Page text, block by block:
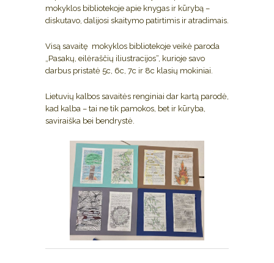
mokyklos bibliotekoje apie knygas ir kūrybą –
diskutavo, dalijosi skaitymo patirtimis ir atradimais.
Visą savaitę mokyklos bibliotekoje veikė paroda
„Pasakų, eilėraščių iliustracijos“, kurioje savo
darbus pristatė 5c, 6c, 7c ir 8c klasių mokiniai.
Lietuvių kalbos savaitės renginiai dar kartą parodė,
kad kalba – tai ne tik pamokos, bet ir kūryba,
saviraiška bei bendrystė.